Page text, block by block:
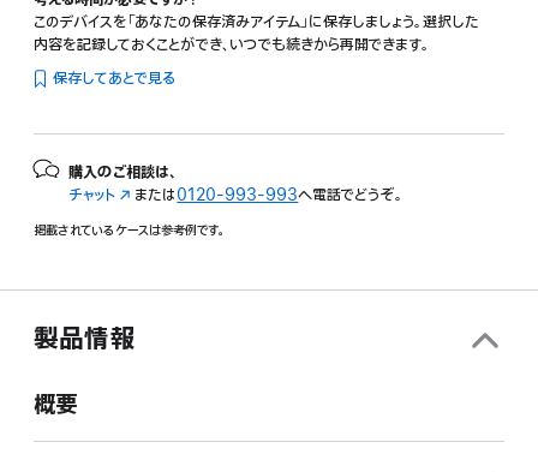
このデバイスを「あなたの保存済みアイテム」に保存しましょう。選択した
内容を記録しておくことができ、いつでも続きから再開できます。
保存してあとで見る
購入のご相談は、
チャット （新
ウ
ン
ウ
で
す）
または0120-993-993へ電話でどうぞ。
掲載されているケースは参考例です。
製品情報
概要